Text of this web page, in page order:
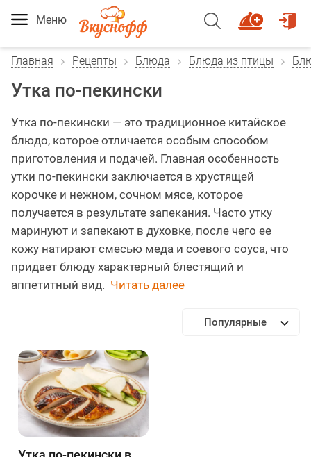
Меню
Главная Рецепты Блюда Блюда из птицы
Утка по-пекински
Утка по-пекински — это традиционное китайское
блюдо, которое отличается особым способом
приготовления и подачей. Главная особенность
утки по-пекински заключается в хрустящей
корочке и нежном, сочном мясе, которое
получается в результате запекания. Часто утку
маринуют и запекают в духовке, после чего ее
кожу натирают смесью меда и соевого соуса, что
придает блюду характерный блестящий и
аппетитный вид. Читать далее
Популярные